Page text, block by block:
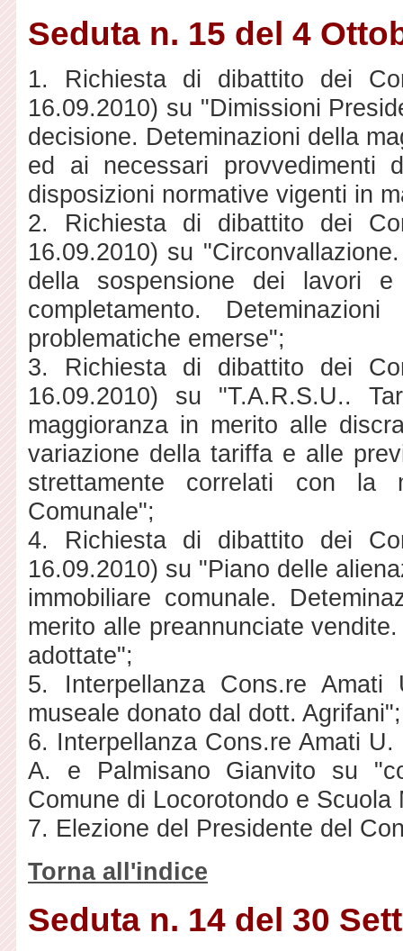
Seduta n. 15 del 4
1. Richiesta di dibattito dei
16.09.2010) su "Dimissioni
decisione. Deteminazioni della
ed ai necessari provvedimenti
disposizioni normative vigenti in
2. Richiesta di dibattito dei
16.09.2010) su
della sospensione dei lavori
completamento.
problematiche emerse";
3. Richiesta di dibattito dei
16.09.2010) su "T.A.R.S.U..
maggioranza in merito alle
variazione della tariffa e alle
strettamente correlati con la
Comunale";
4. Richiesta di dibattito dei
16.09.2010) su "Piano delle
immobiliare comunale.
merito alle preannunciate
adottate";
5. Interpellanza Cons.re
museale donato dal dott. Agrifani";
6. Interpellanza Cons.re Amati
A. e Palmisano Gianvito su
Comune di Locorotondo e
7. Elezione del Presidente del
Torna all'indice
Seduta n. 14 del 30